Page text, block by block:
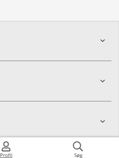
Profil Søg